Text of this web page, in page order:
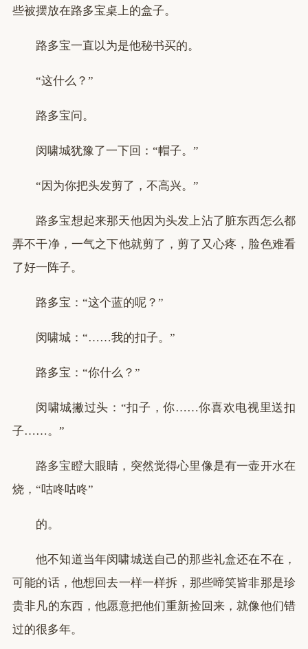
些被摆放在路多宝桌上的盒子。
路多宝一直以为是他秘书买的。
“这什么？”
路多宝问。
闵啸城犹豫了一下回：“帽子。”
“因为你把头发剪了，不高兴。”
路多宝想起来那天他因为头发上沾了脏东西怎么都
弄不干净，一气之下他就剪了，剪了又心疼，脸色难看
了好一阵子。
路多宝：“这个蓝的呢？”
闵啸城：“……我的扣子。”
路多宝：“你什么？”
闵啸城撇过头：“扣子，你……你喜欢电视里送扣
子……。”
路多宝瞪大眼睛，突然觉得心里像是有一壶开水在
烧，“咕咚咕咚”
的。
他不知道当年闵啸城送自己的那些礼盒还在不在，
可能的话，他想回去一样一样拆，那些啼笑皆非那是珍
贵非凡的东西，他愿意把他们重新捡回来，就像他们错
过的很多年。